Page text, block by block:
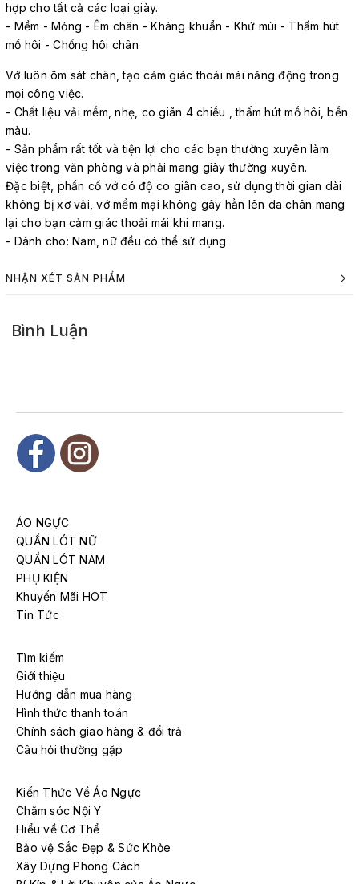
hợp cho tất cả các loại giày.
- Mềm - Mỏng - Êm chân - Kháng khuẩn - Khử mùi - Thấm hút
mồ hôi - Chống hôi chân
Vớ luôn ôm sát chân, tạo cảm giác thoải mái năng động trong
mọi công việc.
- Chất liệu vải mềm, nhẹ, co giãn 4 chiều , thấm hút mồ hôi, bền
màu.
- Sản phẩm rất tốt và tiện lợi cho các bạn thường xuyên làm
việc trong văn phòng và phải mang giày thường xuyên.
Đặc biệt, phần cổ vớ có độ co giãn cao, sử dụng thời gian dài
không bị xơ vải, vớ mềm mại không gây hằn lên da chân mang
lại cho bạn cảm giác thoải mái khi mang.
- Dành cho: Nam, nữ đều có thể sử dụng
NHẬN XÉT SẢN PHẨM
Bình Luận
ÁO NGỰC
QUẦN LÓT NỮ
QUẦN LÓT NAM
PHỤ KIỆN
Khuyến Mãi HOT
Tin Tức
Tìm kiếm
Giới thiệu
Hướng dẫn mua hàng
Hình thức thanh toán
Chính sách giao hàng & đổi trả
Câu hỏi thường gặp
Kiến Thức Về Áo Ngực
Chăm sóc Nội Y
Hiểu về Cơ Thể
Bảo vệ Sắc Đẹp & Sức Khỏe
Xây Dựng Phong Cách